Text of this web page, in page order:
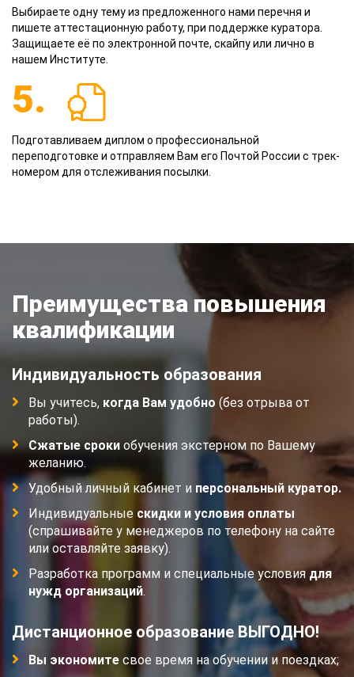
Выбираете одну тему из предложенного нами перечня и
пишете аттестационную работу, при поддержке куратора.
Защищаете её по электронной почте, скайпу или лично в
нашем Институте.
5.
Подготавливаем диплом о профессиональной
переподготовке и отправляем Вам его Почтой России с трек-
номером для отслеживания посылки.
Преимущества повышения
квалификации
Индивидуальность образования
Вы учитесь, когда Вам удобно (без отрыва от
работы).
Сжатые сроки обучения экстерном по Вашему
желанию.
Удобный личный кабинет и персональный куратор.
Индивидуальные скидки и условия оплаты
(спрашивайте у менеджеров по телефону на сайте
или оставляйте заявку).
Разработка программ и специальные условия для
нужд организаций.
Дистанционное образование ВЫГОДНО!
Вы экономите свое время на обучении и поездках;